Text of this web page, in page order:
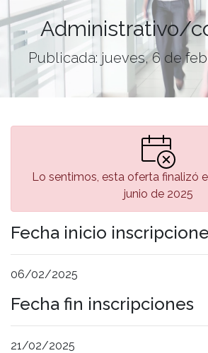
Administrativo/
Publicada: jueves, 6 de
Lo sentimos, esta oferta finalizó
junio de 2025
Fecha inicio
06/02/2025
Fecha fin inscripciones
21/02/2025